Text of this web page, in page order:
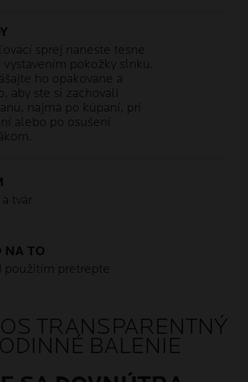
sprej naneste tesne
vystavením pokožky slnku.
ho opakovane a
aby ste si zachovali
najmä po kúpaní, pri
alebo po osušení
tvár
NA TO
použitím pretrepte
TRANSPARENTNÝ
BALENIE